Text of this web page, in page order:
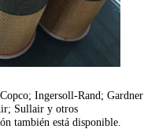
Ingersoll-Rand; Gardner
Sullair y otros
también está disponible.